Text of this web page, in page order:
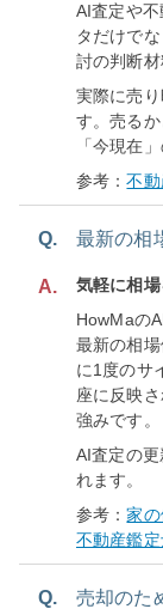
AI査定や
タだけで
討の判断材
実際に売
す。売る
「今現在
参考：不
Q. 最新の相
A.
気軽に相場
HowMaの
最新の相
に1度のサ
座に反映
強みです。
AI査定の
れます。
参考：家
不動産鑑
Q. 売却のた